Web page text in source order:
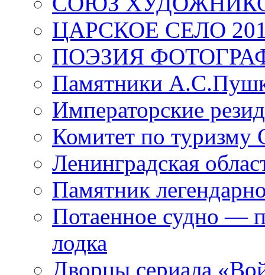
ЦАРСКОЕ СЕЛО
ПОЭЗИЯ
Памятники
Императорские
Комитет по туризму
Ленинградская
Памятник
Потаенное судно —
лодка
Дворцы сериала